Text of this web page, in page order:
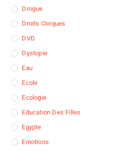
Drogue
Droits Civiques
DVD
Dystopie
Eau
Ecole
Ecologie
Education Des Filles
Egypte
Emotions